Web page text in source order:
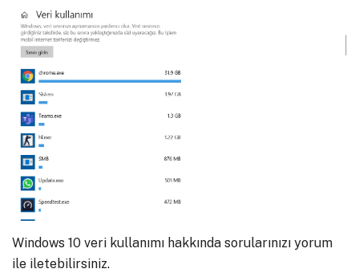
Windows 10 veri kullanımı hakkında sorularınızı yorum
ile iletebilirsiniz.